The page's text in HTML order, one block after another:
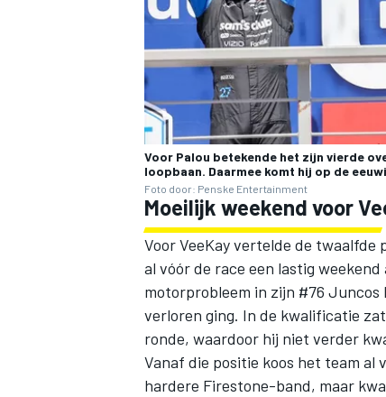
Voor Palou betekende het zijn vierde
loopbaan. Daarmee komt hij op de
Foto door: Penske Entertainment
Moeilijk weekend voor
Voor VeeKay vertelde de twaalfde
al vóór de race een lastig
motorprobleem in zijn #76 Juncos
verloren ging. In de kwalificatie
ronde, waardoor hij niet verder
Vanaf die positie koos het team al
hardere Firestone-band, maar